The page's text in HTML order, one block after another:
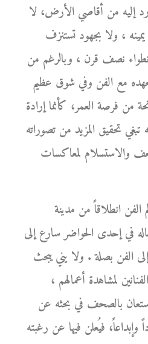
إليه من أقاصي الأرض، لا
، ولا بجهود تستنزف
نصف قرن ، وبالرغم من
مع الفن وفي شوق عظيم
من فرصة العمر، كأنما إرادة
تبغي تحقيق المزيد من تصوراته
والاستسلام لمعاكسات
الفن انطلاقاً من مدينة
في إحدى الحواضر سارع إلى
الفن بصلة . ولا يني يبحث
لمشاهدة أعمالهم ،
استعان بالصحف في بحثه عن
فيُعلن فيها عن رغبته